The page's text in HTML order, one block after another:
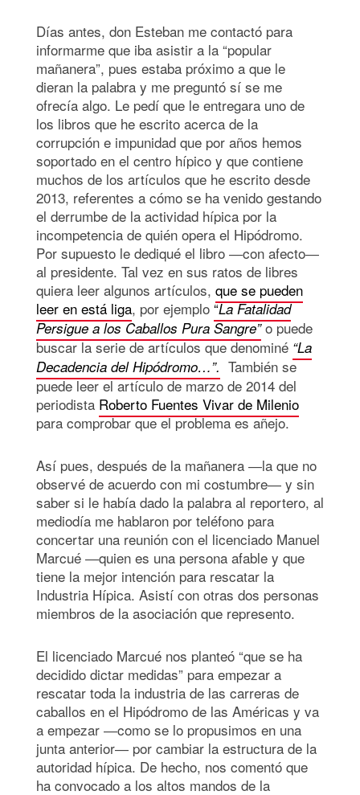
Días antes, don Esteban me contactó para
informarme que iba asistir a la “popular
mañanera”, pues estaba próximo a que le
dieran la palabra y me preguntó sí se me
ofrecía algo. Le pedí que le entregara uno de
los libros que he escrito acerca de la
corrupción e impunidad que por años hemos
soportado en el centro hípico y que contiene
muchos de los artículos que he escrito desde
2013, referentes a cómo se ha venido gestando
el derrumbe de la actividad hípica por la
incompetencia de quién opera el Hipódromo.
Por supuesto le dediqué el libro ―con afecto―
al presidente. Tal vez en sus ratos de libres
quiera leer algunos artículos, que se pueden
leer en está liga, por ejemplo “La Fatalidad
Persigue a los Caballos Pura Sangre” o puede
buscar la serie de artículos que denominé “La
Decadencia del Hipódromo…”. También se
puede leer el artículo de marzo de 2014 del
periodista Roberto Fuentes Vivar de Milenio
para comprobar que el problema es añejo.
Así pues, después de la mañanera ―la que no
observé de acuerdo con mi costumbre― y sin
saber si le había dado la palabra al reportero, al
mediodía me hablaron por teléfono para
concertar una reunión con el licenciado Manuel
Marcué ―quien es una persona afable y que
tiene la mejor intención para rescatar la
Industria Hípica. Asistí con otras dos personas
miembros de la asociación que represento.
El licenciado Marcué nos planteó “que se ha
decidido dictar medidas” para empezar a
rescatar toda la industria de las carreras de
caballos en el Hipódromo de las Américas y va
a empezar ―como se lo propusimos en una
junta anterior― por cambiar la estructura de la
autoridad hípica. De hecho, nos comentó que
ha convocado a los altos mandos de la